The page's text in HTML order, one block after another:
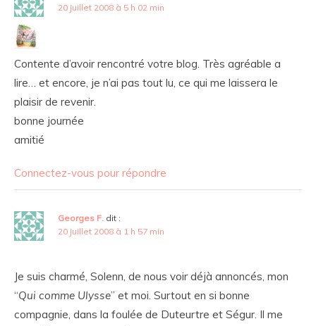
20 juillet 2008 à 5 h 02 min
Contente d’avoir rencontré votre blog. Très agréable a
lire… et encore, je n’ai pas tout lu, ce qui me laissera le
plaisir de revenir.
bonne journée
amitié
Connectez-vous pour répondre
Georges F. dit :
20 juillet 2008 à 1 h 57 min
Je suis charmé, Solenn, de nous voir déjà annoncés, mon
“Qui comme Ulysse” et moi. Surtout en si bonne
compagnie, dans la foulée de Duteurtre et Ségur. Il me